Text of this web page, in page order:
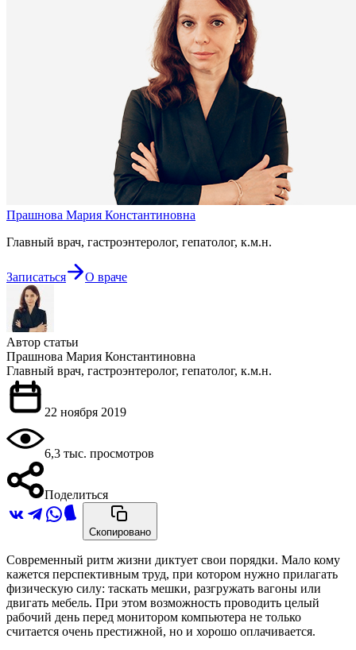
Прашнова Мария Константиновна
Главный врач, гастроэнтеролог, гепатолог, к.м.н.
Записаться О враче
Автор статьи
Прашнова Мария Константиновна
Главный врач, гастроэнтеролог, гепатолог, к.м.н.
22 ноября 2019
6,3 тыс. просмотров
Поделиться
Скопировано
Современный ритм жизни диктует свои порядки. Мало кому
кажется перспективным труд, при котором нужно прилагать
физическую силу: таскать мешки, разгружать вагоны или
двигать мебель. При этом возможность проводить целый
рабочий день перед монитором компьютера не только
считается очень престижной, но и хорошо оплачивается.